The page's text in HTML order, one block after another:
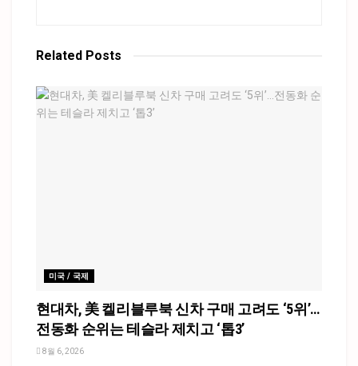
Related Posts
미국 / 국제
현대차, 美 켈리블루북 신차 구매 고려도 ‘5위’…
전동화 순위는 테슬라 제치고 ‘톱3’
8월 6, 2026